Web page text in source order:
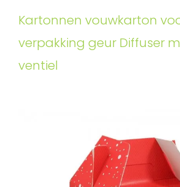
Kartonnen vouwkarton
verpakking geur Diffuser
ventiel